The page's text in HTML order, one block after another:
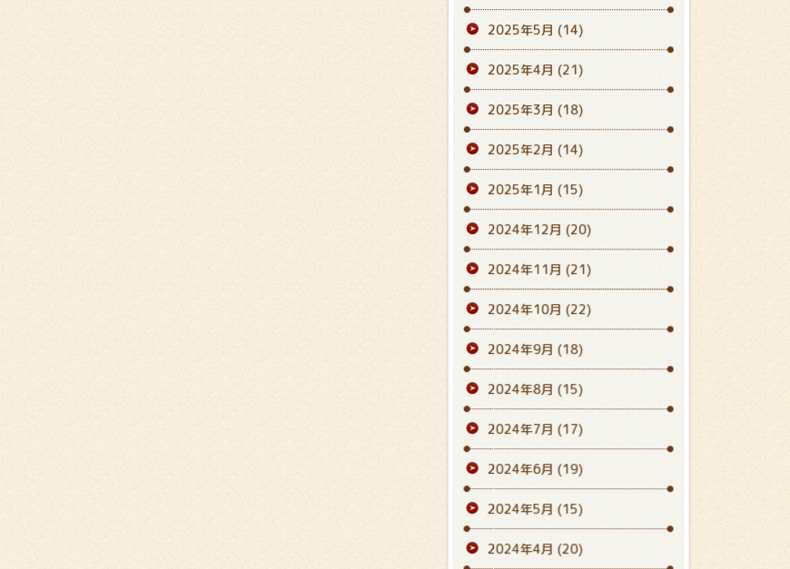
2025年5月 (14)
2025年4月 (21)
2025年3月 (18)
2025年2月 (14)
2025年1月 (15)
2024年12月 (20)
2024年11月 (21)
2024年10月 (22)
2024年9月 (18)
2024年8月 (15)
2024年7月 (17)
2024年6月 (19)
2024年5月 (15)
2024年4月 (20)